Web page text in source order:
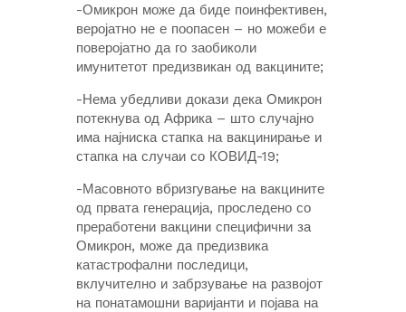
-Омикрон може да биде поинфективен,
веројатно не е поопасен – но можеби е
поверојатно да го заобиколи
имунитетот предизвикан од вакцините;
-Нема убедливи докази дека Омикрон
потекнува од Африка – што случајно
има најниска стапка на вакцинирање и
стапка на случаи со КОВИД-19;
-Масовното вбризгување на вакцините
од првата генерација, проследено со
преработени вакцини специфични за
Омикрон, може да предизвика
катастрофални последици,
вклучително и забрзување на развојот
на понатамошни варијанти и појава на